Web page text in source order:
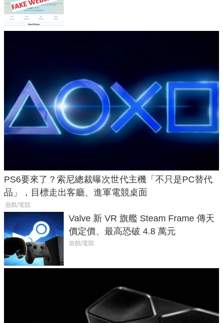
PS6要來了？索尼總裁曝次世代主機「不只是PC替代
品」，目標走出客廳、進軍電競桌面
遊戲/電競
Valve 新 VR 旗艦 Steam Frame 傳天
價定價、最高恐破 4.8 萬元
遊戲/電競